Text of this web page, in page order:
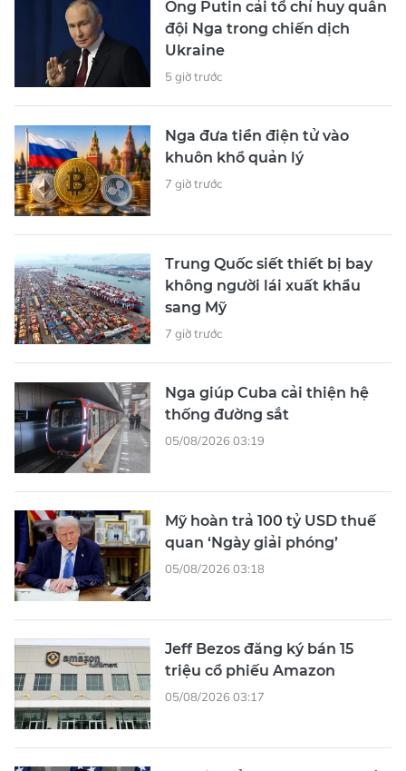
Ông Putin cải tổ chỉ huy quân
đội Nga trong chiến dịch
Ukraine
5 giờ trước
Nga đưa tiền điện tử vào
khuôn khổ quản lý
7 giờ trước
Trung Quốc siết thiết bị bay
không người lái xuất khẩu
sang Mỹ
7 giờ trước
Nga giúp Cuba cải thiện hệ
thống đường sắt
05/08/2026 03:19
Mỹ hoàn trả 100 tỷ USD thuế
quan ‘Ngày giải phóng’
05/08/2026 03:18
Jeff Bezos đăng ký bán 15
triệu cổ phiếu Amazon
05/08/2026 03:17